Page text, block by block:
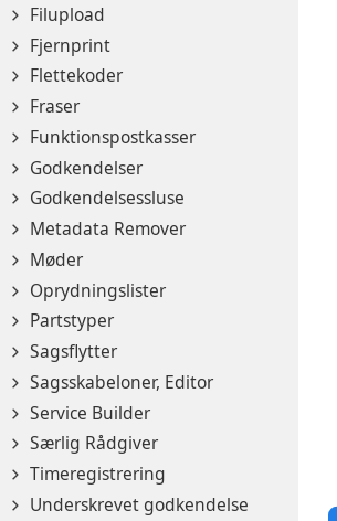
Filupload
Fjernprint
Flettekoder
Fraser
Funktionspostkasser
Godkendelser
Godkendelsessluse
Metadata Remover
Møder
Oprydningslister
Partstyper
Sagsflytter
Sagsskabeloner, Editor
Service Builder
Særlig Rådgiver
Timeregistrering
Underskrevet godkendelse